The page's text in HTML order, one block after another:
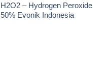
H2O2 – Hydrogen Peroxide
50% Evonik Indonesia